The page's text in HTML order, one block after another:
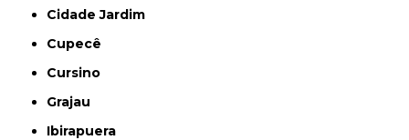
Cidade Jardim
Cupecê
Cursino
Grajau
Ibirapuera